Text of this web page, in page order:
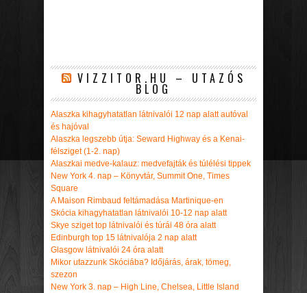
VIZZITOR.HU – UTAZÓS
BLOG
Alaszka kihagyhatatlan látnivalói 12 nap alatt autóval
és hajóval
Alaszka legszebb útja: Seward Highway és a Kenai-
félsziget (1-2. nap)
Alaszkai medve-kalauz: medvefajták és túlélési tippek
New York 4. nap – Könyvtár, Summit One, Times
Square
A Maison Rimbaud feltámadása Martinique-en
Skócia kihagyhatatlan látnivalói 10-12 nap alatt
Skye sziget top látnivalói és túrái 48 óra alatt
Edinburgh top 15 látnivalója 2 nap alatt
Glasgow látnivalói 24 óra alatt
Mikor utazzunk Skóciába? Időjárás, árak, tömeg,
szezon
New York 3. nap – High Line, Chelsea, Little Island